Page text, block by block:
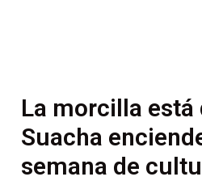
La morcilla está
Suacha
semana de